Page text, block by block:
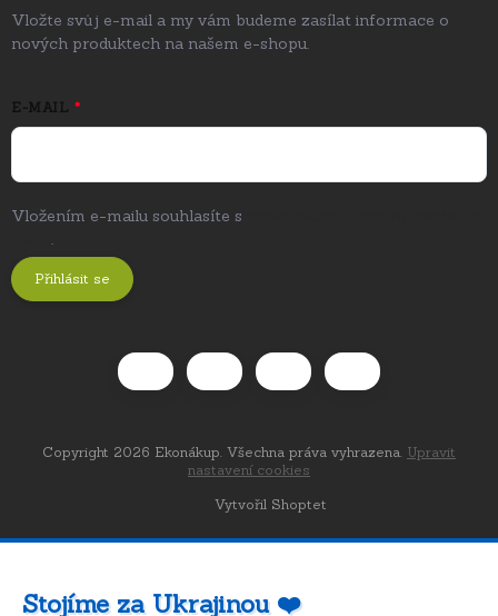
Vložte svůj e-mail a my vám budeme zasílat informace o
nových produktech na našem e-shopu.
E-MAIL
Vložením e-mailu souhlasíte s
.
Přihlásit se
Vytvořil Shoptet
Copyright 2026 Ekonákup. Všechna práva vyhrazena. Upravit
nastavení cookies
Stojíme za Ukrajinou ❤️